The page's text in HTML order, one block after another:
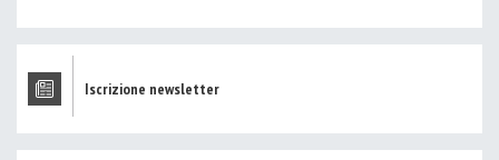
Iscrizione newsletter